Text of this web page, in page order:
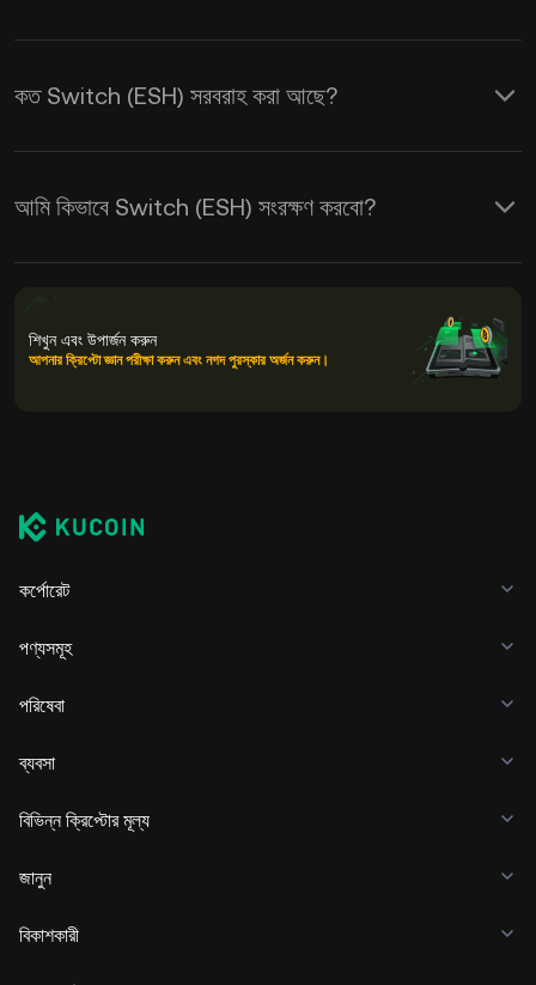
কত Switch (ESH) সরবরাহ করা আছে?
আমি কিভাবে Switch (ESH) সংরক্ষণ করবো?
শিখুন এবং উপার্জন করুন
আপনার ক্রিপ্টো জ্ঞান পরীক্ষা করুন এবং নগদ পুরস্কার অর্জন করুন।
কর্পোরেট
পণ্যসমূহ
পরিষেবা
ব্যবসা
বিভিন্ন ক্রিপ্টোর মূল্য
জানুন
বিকাশকারী